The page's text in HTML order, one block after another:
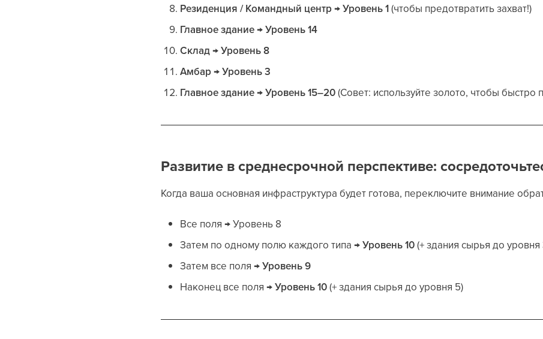
Резиденция / Командный центр → Уровень 1(чтобы предотвратить захват!)
Главное здание → Уровень 14
Склад → Уровень 8
Амбар → Уровень 3
Главное здание → Уровень 15–20(Совет: используйте золото, чтобы быстро
Развитие в среднесрочной перспективе:
Когда ваша основная инфраструктура будет готова, переключите внимание
Все поля → Уровень 8
Затем по одному полю каждого типа →Уровень 10(+ здания сырья до уровня
Затем все поля →Уровень 9
Наконец все поля →Уровень 10(+ здания сырья до уровня 5)